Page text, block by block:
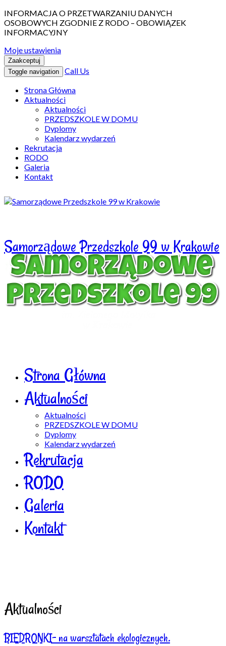
INFORMACJA O PRZETWARZANIU DANYCH
OSOBOWYCH ZGODNIE Z RODO – OBOWIĄZEK
INFORMACYJNY
Moje ustawienia
Zaakceptuj
Toggle navigation
Call Us
Strona Główna
Aktualności
Aktualności
PRZEDSZKOLE W DOMU
Dyplomy
Kalendarz wydarzeń
Rekrutacja
RODO
Galeria
Kontakt
Samorządowe Przedszkole 99 w Krakowie
Strona Główna
Aktualności
Aktualności
PRZEDSZKOLE W DOMU
Dyplomy
Kalendarz wydarzeń
Rekrutacja
RODO
Galeria
Kontakt
Aktualności
BIEDRONKI- na warsztatach ekologicznych.